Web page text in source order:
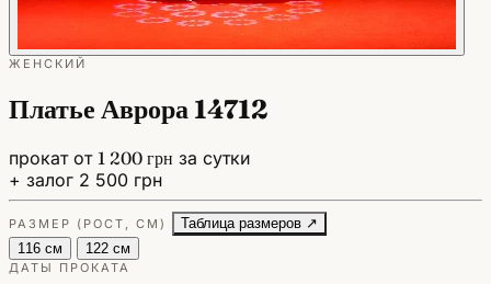
ЖЕНСКИЙ
Платье Аврора 14712
прокат от 1 200 грн за сутки
+ залог 2 500 грн
РАЗМЕР (РОСТ, СМ)
Таблица размеров ↗
116 см
122 см
ДАТЫ ПРОКАТА